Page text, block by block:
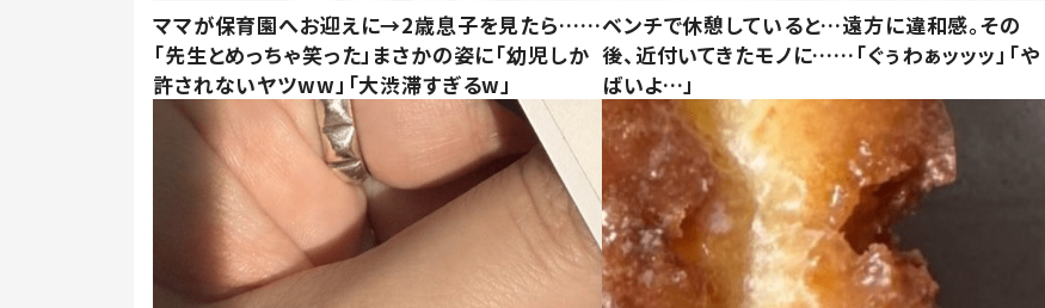
ママが保育園へお迎えに→2歳息子を見たら……
「先生とめっちゃ笑った」まさかの姿に「幼児しか
許されないヤツww」「大渋滞すぎるw」
ベンチで休憩していると…遠方に違和感。その
後、近付いてきたモノに……「ぐぅわぁッッッ」「や
ばいよ…」